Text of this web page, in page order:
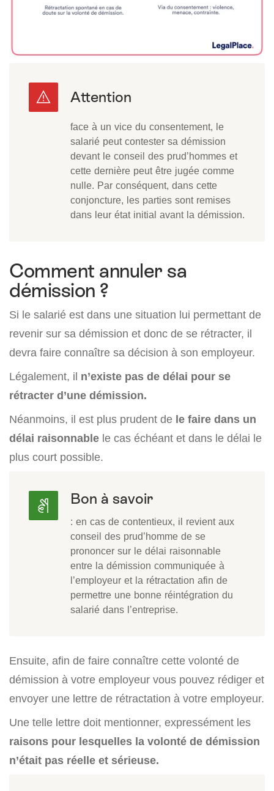
face à un vice du consentement, le
salarié peut contester sa démission
devant le conseil des prud’hommes et
cette dernière peut être jugée comme
nulle. Par conséquent, dans cette
conjoncture, les parties sont remises
dans leur état initial avant la démission.
Comment annuler sa
démission ?
Si le salarié est dans une situation lui permettant de
revenir sur sa démission et donc de se rétracter, il
devra faire connaître sa décision à son employeur.
Légalement, il n’existe pas de délai pour se
rétracter d’une démission.
Néanmoins, il est plus prudent de le faire dans un
délai raisonnable le cas échéant et dans le délai le
plus court possible.
Bon à savoir
: en cas de contentieux, il revient aux
conseil des prud’homme de se
prononcer sur le délai raisonnable
entre la démission communiquée à
l’employeur et la rétractation afin de
permettre une bonne réintégration du
salarié dans l’entreprise.
Ensuite, afin de faire connaître cette volonté de
démission à votre employeur vous pouvez rédiger et
envoyer une lettre de rétractation à votre employeur.
Une telle lettre doit mentionner, expressément les
raisons pour lesquelles la volonté de démission
n’était pas réelle et sérieuse.